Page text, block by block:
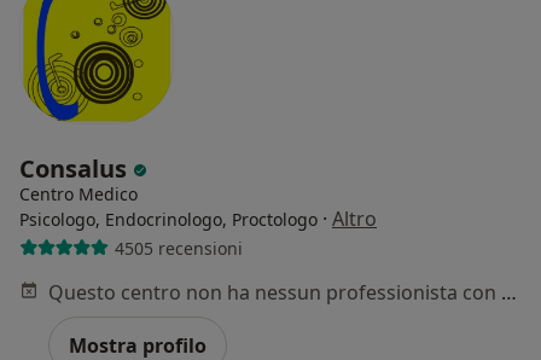
Consalus
Centro Medico
Psicologo, Endocrinologo, Proctologo · Altro
4505 recensioni
Questo centro non ha nessun professionista con date disponibili
Mostra profilo